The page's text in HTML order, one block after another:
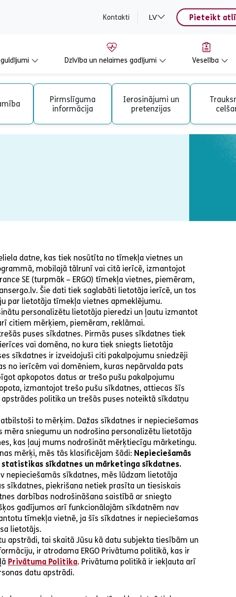
Kontakti LV Pieteikt
Dzīvība un nelaimes gadījumi Veselība
Pirmslīguma
informācija
Ierosinājumi un
pretenzijas
datne, kas tiek nosūtīta no tīmekļa vietnes un
mobilajā tālrunī vai citā ierīcē, izmantojot
SE (turpmāk – ERGO) tīmekļa vietnes, piemēram,
Šie dati tiek saglabāti lietotāja ierīcē, un tos
par lietotāja tīmekļa vietnes apmeklējumu.
personalizētu lietotāja pieredzi un ļautu izmantot
citiem mērķiem, piemēram, reklāmai.
puses sīkdatnes. Pirmās puses sīkdatnes tiek
vai domēna, no kura tiek sniegts lietotāja
sīkdatnes ir izveidojuši citi pakalpojumu sniedzēji
no ierīcēm vai domēniem, kuras nepārvalda pats
apkopotos datus ar trešo pušu pakalpojumu
izmantojot trešo pušu sīkdatnes, attiecas šīs
politika un trešās puses noteiktā sīkdatņu
to mērķim. Dažas sīkdatnes ir nepieciešamas
sniegumu un nodrošina personalizētu lietotāja
kas ļauj mums nodrošināt mērķtiecīgu mārketingu.
mērķi, mēs tās klasificējam šādi: Nepieciešamās
sīkdatnes un mārketinga sīkdatnes.
nepieciešamās sīkdatnes, mēs lūdzam lietotāja
sīkdatnes, piekrišana netiek prasīta un tiesiskais
darbības nodrošināšana saistībā ar sniegto
gadījumos arī funkcionālajām sīkdatnēm nav
tīmekļa vietnē, ja šīs sīkdatnes ir nepieciešamas
lietotājs.
apstrādi, tai skaitā Jūsu kā datu subjekta tiesībām un
ir atrodama ERGO Privātuma politikā, kas ir
Privātuma Politika. Privātuma politikā ir iekļauta arī
datu apstrādi.